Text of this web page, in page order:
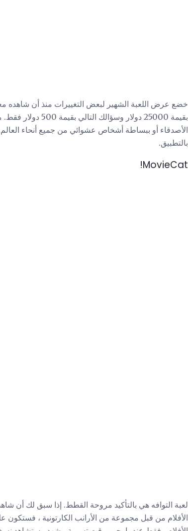
خضع عرض اللعبة الشهير لبعض التغييرات منذ أن شاهده
بقيمة 25000
الأصدقاء أو ببساطة أشخاص عشوائي من جميع أنحاء
بالتطبيق.
MovieCat!